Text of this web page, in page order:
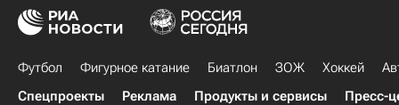
Футбол Фигурное катание Биатлон ЗОЖ Хоккей
Спецпроекты
Реклама Продукты и сервисы Пресс-